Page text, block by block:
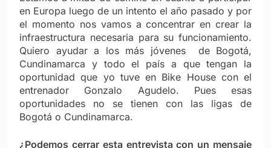
en Europa luego de un intento el año pasado y por
el momento nos vamos a concentrar en crear la
infraestructura necesaria para su funcionamiento.
Quiero ayudar a los más jóvenes de Bogotá,
Cundinamarca y todo el país a que tengan la
oportunidad que yo tuve en Bike House con el
entrenador Gonzalo Agudelo. Pues esas
oportunidades no se tienen con las ligas de
Bogotá o Cundinamarca.
¿Podemos cerrar esta entrevista con un mensaje